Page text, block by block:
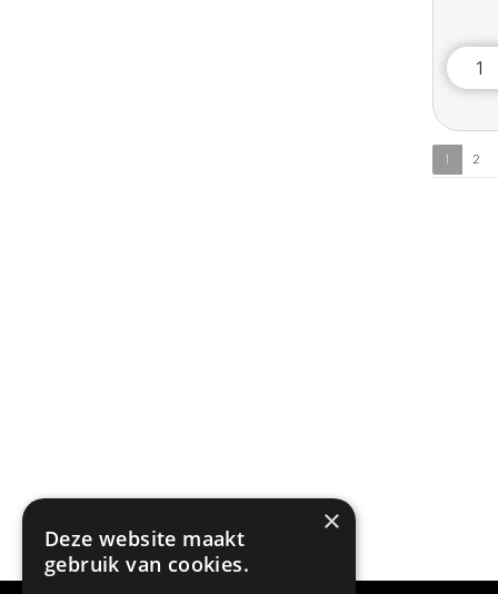
1 2
×
Deze website maakt
gebruik van cookies.